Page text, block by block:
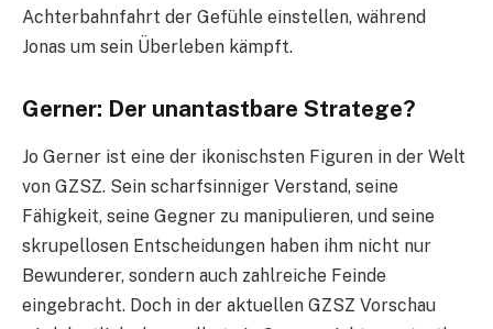
Achterbahnfahrt der Gefühle einstellen, während
Jonas um sein Überleben kämpft.
Gerner: Der unantastbare Stratege?
Jo Gerner ist eine der ikonischsten Figuren in der Welt
von GZSZ. Sein scharfsinniger Verstand, seine
Fähigkeit, seine Gegner zu manipulieren, und seine
skrupellosen Entscheidungen haben ihm nicht nur
Bewunderer, sondern auch zahlreiche Feinde
eingebracht. Doch in der aktuellen GZSZ Vorschau